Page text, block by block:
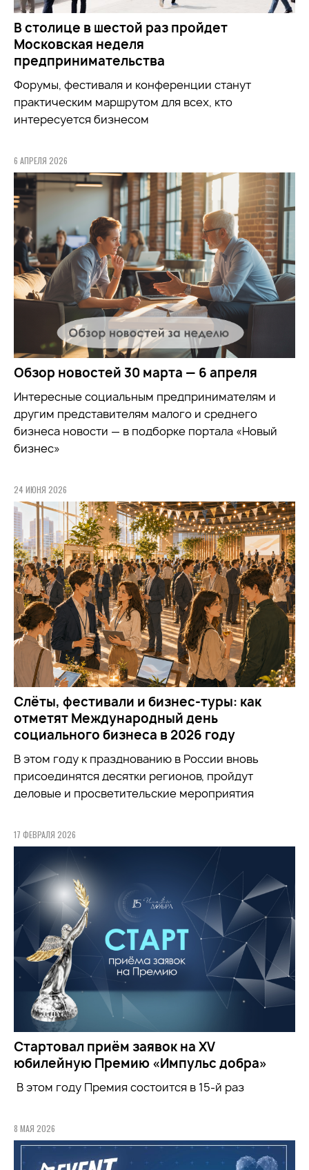
В столице в шестой раз пройдет
Московская неделя
предпринимательства
Форумы, фестиваля и конференции станут
практическим маршрутом для всех, кто
интересуется бизнесом
6 АПРЕЛЯ 2026
Обзор новостей 30 марта — 6 апреля
Интересные социальным предпринимателям и
другим представителям малого и среднего
бизнеса новости — в подборке портала «Новый
бизнес»
24 ИЮНЯ 2026
Слёты, фестивали и бизнес-туры: как
отметят Международный день
социального бизнеса в 2026 году
В этом году к празднованию в России вновь
присоединятся десятки регионов, пройдут
деловые и просветительские мероприятия
17 ФЕВРАЛЯ 2026
Стартовал приём заявок на XV
юбилейную Премию «Импульс добра»
В этом году Премия состоится в 15-й раз
8 МАЯ 2026